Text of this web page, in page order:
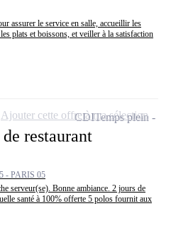
assurer le service en salle, accueillir les
plats et boissons, et veiller à la satisfaction
restaurant
- PARIS 05
serveur(se). Bonne ambiance. 2 jours de
santé à 100% offerte 5 polos fournit aux
CDITemps plein
Ajouter cette offre à ma sélection